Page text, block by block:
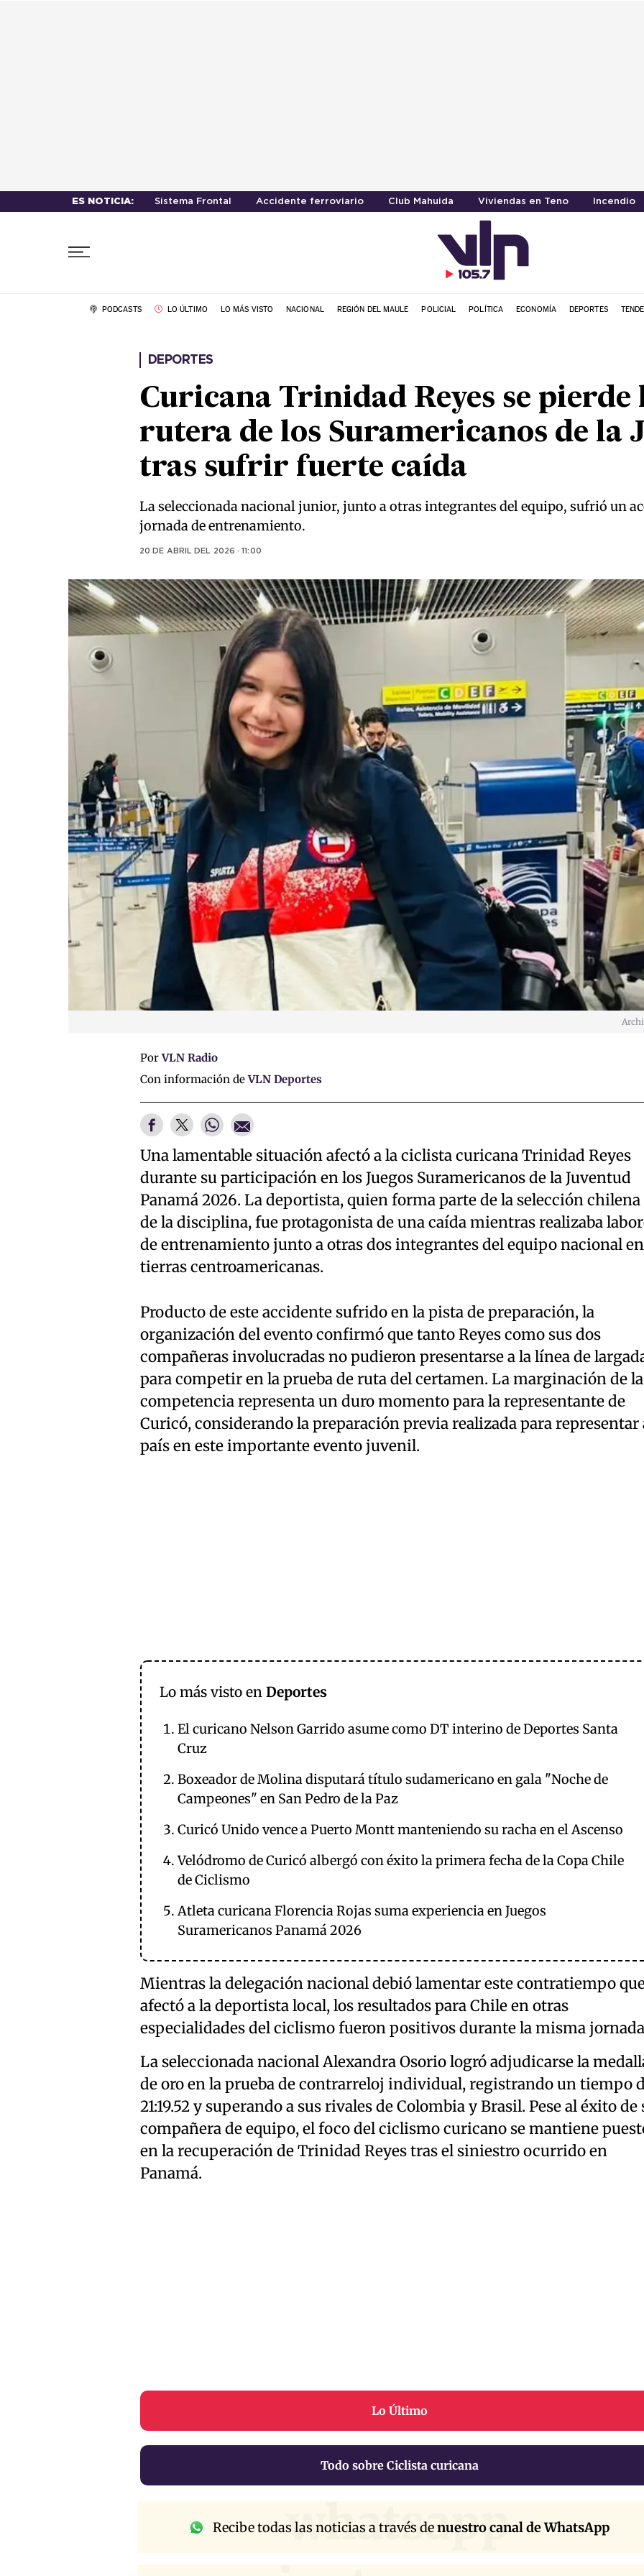
ES NOTICIA: Sistema Frontal Accidente ferroviario Club Mahuida Viviendas en Teno Incendio
PODCASTS LO ÚLTIMO LO MÁS VISTO NACIONAL REGIÓN DEL MAULE POLICIAL POLÍTICA ECONOMÍA DEPORTES
DEPORTES
Curicana Trinidad Reyes se pierde
rutera de los Suramericanos de la
tras sufrir fuerte caída
La seleccionada nacional junior, junto a otras integrantes del equipo, sufrió un
jornada de entrenamiento.
20 DE ABRIL DEL 2026 · 11:00
PorVLN Radio
Con información deVLN Deportes
Una lamentable situación afectó a la ciclista curicana Trinidad Reyes
durante su participación en los Juegos Suramericanos de la Juventud
Panamá 2026. La deportista, quien forma parte de la selección chilena
de la disciplina, fue protagonista de una caída mientras realizaba
de entrenamiento junto a otras dos integrantes del equipo nacional en
tierras centroamericanas.
Producto de este accidente sufrido en la pista de preparación, la
organización del evento confirmó que tanto Reyes como sus dos
compañeras involucradas no pudieron presentarse a la línea de
para competir en la prueba de ruta del certamen. La marginación de la
competencia representa un duro momento para la representante de
Curicó, considerando la preparación previa realizada para representar
país en este importante evento juvenil.
Lo más visto en Deportes
El curicano Nelson Garrido asume como DT interino de Deportes Santa
Cruz
Boxeador de Molina disputará título sudamericano en gala "Noche de
Campeones" en San Pedro de la Paz
Curicó Unido vence a Puerto Montt manteniendo su racha en el Ascenso
Velódromo de Curicó albergó con éxito la primera fecha de la Copa Chile
de Ciclismo
Atleta curicana Florencia Rojas suma experiencia en Juegos
Suramericanos Panamá 2026
Mientras la delegación nacional debió lamentar este contratiempo
afectó a la deportista local, los resultados para Chile en otras
especialidades del ciclismo fueron positivos durante la misma
La seleccionada nacional Alexandra Osorio logró adjudicarse la
de oro en la prueba de contrarreloj individual, registrando un tiempo
21:19.52 y superando a sus rivales de Colombia y Brasil. Pese al éxito de
compañera de equipo, el foco del ciclismo curicano se mantiene
en la recuperación de Trinidad Reyes tras el siniestro ocurrido en
Panamá.
Lo Último
Todo sobre Ciclista curicana
whatsapp
Recibe todas las noticias a través denuestro canal de WhatsApp